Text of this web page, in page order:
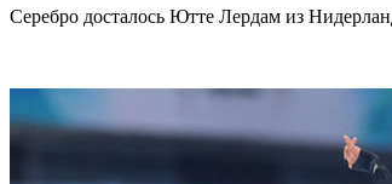
Серебро досталось Ютте Лердам из